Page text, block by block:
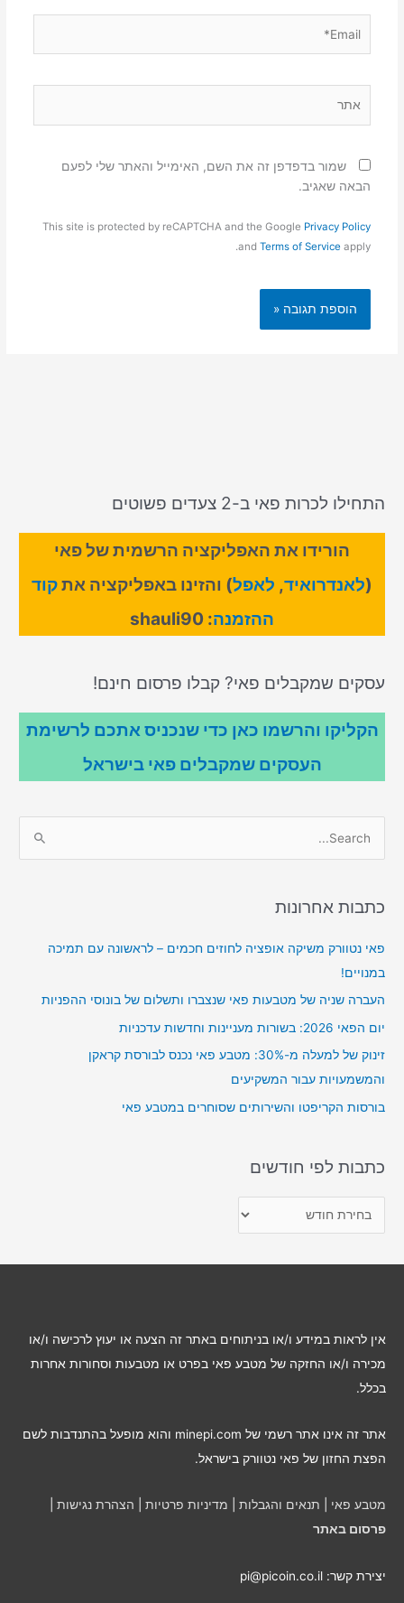
שמור בדפדפן זה את השם, האימייל והאתר שלי לפעם
הבאה שאגיב.
This site is protected by reCAPTCHA and the Google Privacy Policy
andTerms of Service apply.
התחילו לכרות פאי ב-2 צעדים פשוטים
הורידו את האפליקציה הרשמית של פאי
(לאנדרואיד, לאפל) והזינו באפליקציה אתקוד
ההזמנה: shauli90
עסקים שמקבלים פאי? קבלו פרסום חינם!
הקליקו והרשמו כאן כדי שנכניס אתכם לרשימת
העסקים שמקבלים פאי בישראל
r
h
f
o
r
כתבות אחרונות
פאי נטוורק משיקה אופציה לחוזים חכמים – לראשונה עם תמיכה
במנויים!
העברה שניה של מטבעות פאי שנצברו ותשלום של בונוסי ההפניות
יום הפאי 2026: בשורות מעניינות וחדשות עדכניות
זינוק של למעלה מ-30%: מטבע פאי נכנס לבורסת קראקן
והמשמעויות עבור המשקיעים
בורסות הקריפטו והשירותים שסוחרים במטבע פאי
כתבות לפי חודשים
ת
י
ם
אין לראות במידע ו/או בניתוחים באתר זה הצעה או יעוץ לרכישה ו/או
מכירה ו/או החזקה של מטבע פאי בפרט או מטבעות וסחורות אחרות
בכלל.
אתר זה אינו אתר רשמי של minepi.com והוא מופעל בהתנדבות לשם
הפצת החזון של פאי נטוורק בישראל.
מטבע פאי תנאים והגבלות מדיניות פרטיות הצהרת נגישות
פרסום באתר
יצירת קשר: pi@picoin.co.il